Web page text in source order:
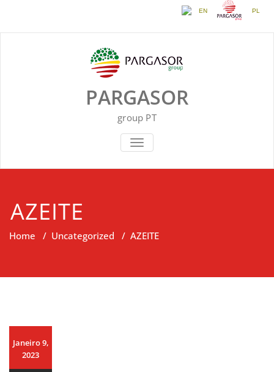
EN PL
PARGASOR
group PT
TOGGLE NAVIGATION
AZEITE
Home / Uncategorized / AZEITE
Janeiro 9,
2023